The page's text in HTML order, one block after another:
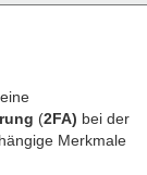
(2FA) bei der
Merkmale